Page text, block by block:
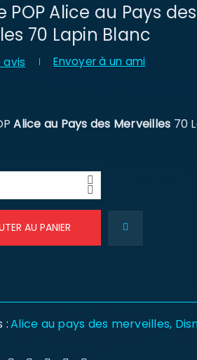
POP Alice au Pays des
70 Lapin Blanc
avis Envoyer à un ami
Alice au Pays des Merveilles 70
AU PANIER
:Alice au pays des merveilles,